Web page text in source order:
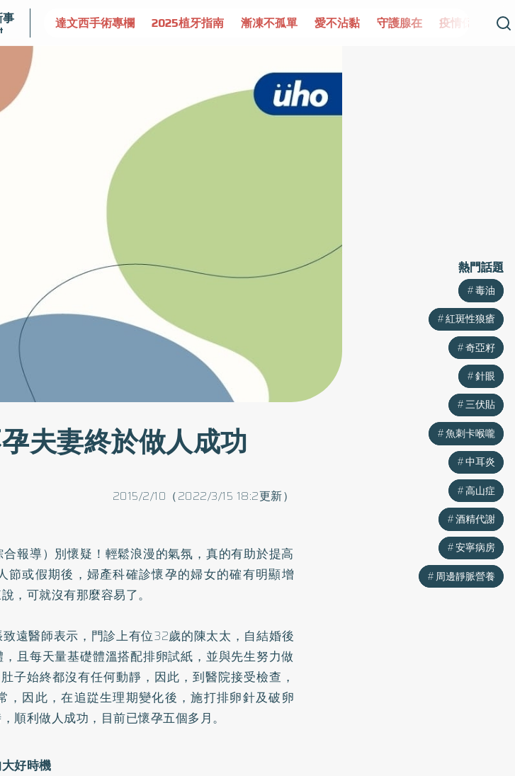
骼健康 達文西手術專欄 2025植牙指南 漸凍不孤單 愛不沾黏 守護腺在 疫情保衛戰
夫妻終於做人成功
2015/2/10（2022/3/15 18:2更新）
合報導）別懷疑！輕鬆浪漫的氣氛，真的有助於提高
節或假期後，婦產科確診懷孕的婦女的確有明顯增
，可就沒有那麼容易了。
遠醫師表示，門診上有位32歲的陳太太，自結婚後
且每天量基礎體溫搭配排卵試紙，並與先生努力做
子始終都沒有任何動靜，因此，到醫院接受檢查，
，因此，在追踨生理期變化後，施打排卵針及破卵
順利做人成功，目前已懷孕五個多月。
好時機
熱門話題
毒油
紅斑性狼瘡
奇亞籽
針眼
三伏貼
魚刺卡喉嚨
中耳炎
高山症
酒精代謝
安寧病房
周邊靜脈營養
熱門話題
毒油
紅斑性狼瘡
奇亞籽
針眼
三伏貼
魚刺卡喉嚨
中耳炎
高山症
酒精代謝
安寧病房
周邊靜脈營養